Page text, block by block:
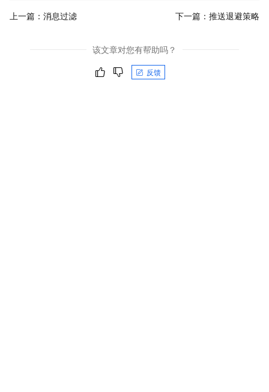
上一篇： 消息过滤 下一篇： 推送退避策略
该文章对您有帮助吗？
反馈